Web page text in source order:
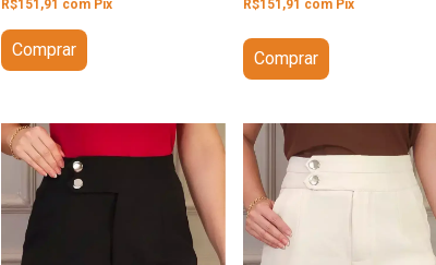
R$151,91 com Pix
Comprar
R$151,91 com Pix
Comprar